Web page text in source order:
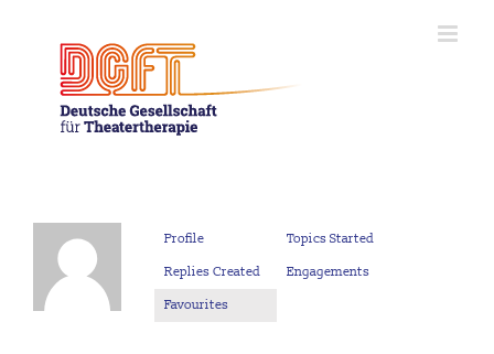
content
Profile
Topics Started
Replies Created
Engagements
Favourites